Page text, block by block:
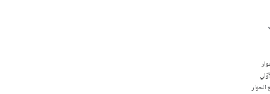
الحوار